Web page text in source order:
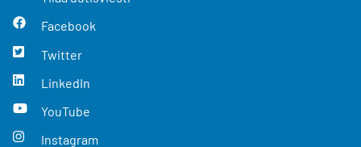
Facebook
Twitter
LinkedIn
YouTube
Instagram